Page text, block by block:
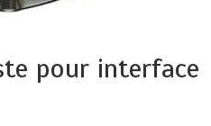
pour interface